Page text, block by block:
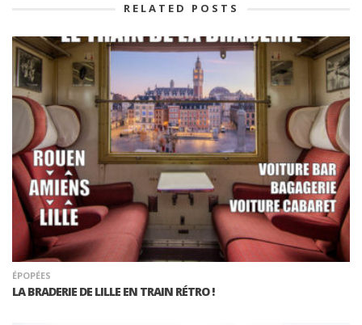
RELATED POSTS
ÉPOPÉES
LA BRADERIE DE LILLE EN TRAIN RÉTRO !